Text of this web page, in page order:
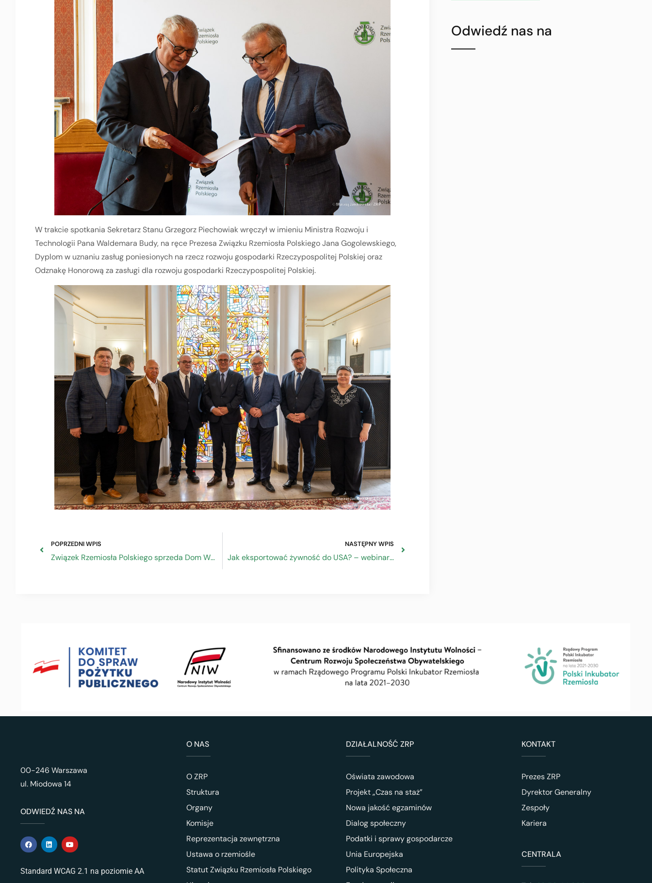
W trakcie spotkania Sekretarz Stanu Grzegorz Piechowiak wręczył w imieniu Ministra Rozwoju i
Technologii Pana Waldemara Budy, na ręce Prezesa Związku Rzemiosła Polskiego Jana Gogolewskiego,
Dyplom w uznaniu zasług poniesionych na rzecz rozwoju gospodarki Rzeczypospolitej Polskiej oraz
Odznakę Honorową za zasługi dla rozwoju gospodarki Rzeczypospolitej Polskiej.
POPRZEDNI WPIS
Związek Rzemiosła Polskiego sprzeda Dom Wypoczynkowy „Rzemieślnik” w Polanicy Zdroju
NASTĘPNY WPIS
Jak eksportować żywność do USA? – webinarium Krajowego Ośrodka Wsparcia Rolnictwa 21.06.23
Odwiedź nas na
00-246 Warszawa
ul. Miodowa 14
ODWIEDŹ NAS NA
Standard WCAG 2.1 na poziomie AA
O NAS
O ZRP
Struktura
Organy
Komisje
Reprezentacja zewnętrzna
Ustawa o rzemiośle
Statut Związku Rzemiosła Polskiego
DZIAŁALNOŚĆ ZRP
Oświata zawodowa
Projekt „Czas na staż”
Nowa jakość egzaminów
Dialog społeczny
Podatki i sprawy gospodarcze
Unia Europejska
Polityka Społeczna
KONTAKT
Prezes ZRP
Dyrektor Generalny
Zespoły
Kariera
CENTRALA